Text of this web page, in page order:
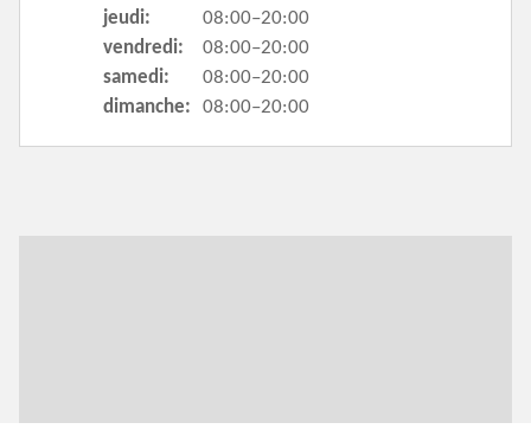
jeudi:
08:00–20:00
vendredi:
08:00–20:00
samedi:
08:00–20:00
dimanche:
08:00–20:00